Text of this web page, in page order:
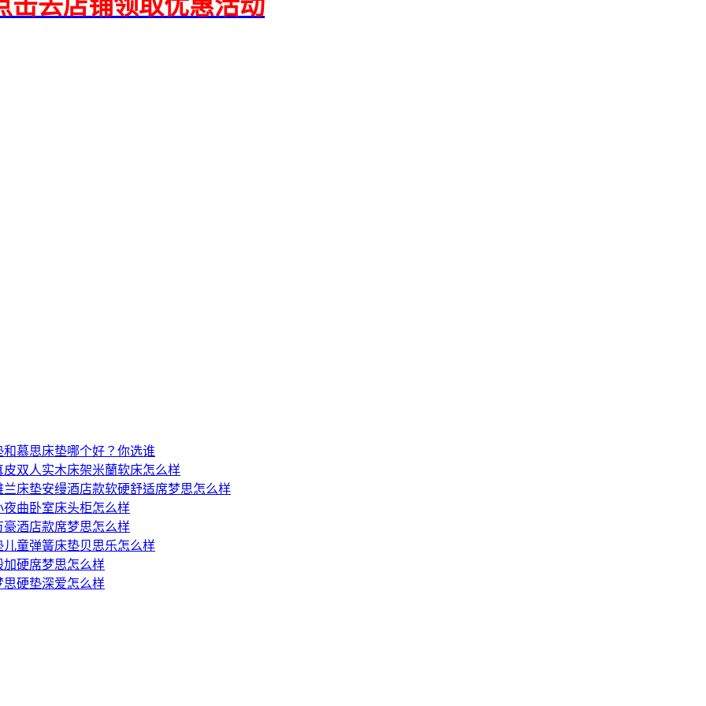
和慕思床垫哪个好？你选谁
皮双人实木床架米蘭软床怎么样
兰床垫安缦酒店款软硬舒适席梦思怎么样
夜曲卧室床头柜怎么样
豪酒店款席梦思怎么样
儿童弹簧床垫贝思乐怎么样
加硬席梦思怎么样
思硬垫深爱怎么样